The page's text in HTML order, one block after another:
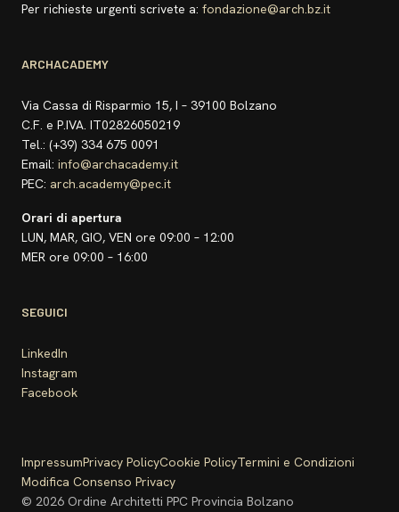
Per richieste urgenti scrivete a: fondazione@arch.bz.it
ARCHACADEMY
Via Cassa di Risparmio 15, I – 39100 Bolzano
C.F. e P.IVA. IT02826050219
Tel.: (+39) 334 675 0091
Email: info@archacademy.it
PEC: arch.academy@pec.it
Orari di apertura
LUN, MAR, GIO, VEN ore 09:00 – 12:00
MER ore 09:00 – 16:00
SEGUICI
LinkedIn
Instagram
Facebook
ImpressumPrivacy PolicyCookie PolicyTermini e Condizioni
Modifica Consenso Privacy
© 2026 Ordine Architetti PPC Provincia Bolzano